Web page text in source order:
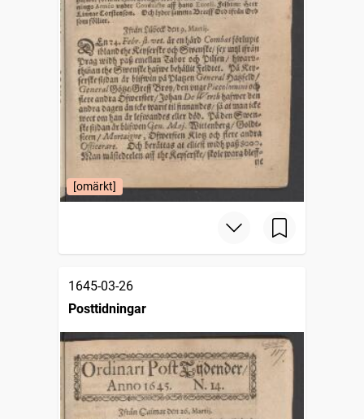
[omärkt]
1645-03-26
Posttidningar